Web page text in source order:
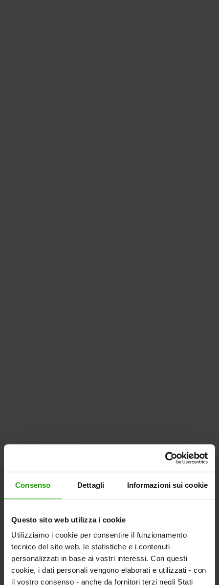
Consenso Dettagli Informazioni sui cookie
Questo sito web utilizza i cookie
Utilizziamo i cookie per consentire il funzionamento
tecnico del sito web, le statistiche e i contenuti
personalizzati in base ai vostri interessi. Con questi
cookie, i dati personali vengono elaborati e utilizzati - con
il vostro consenso - anche da fornitori terzi negli Stati